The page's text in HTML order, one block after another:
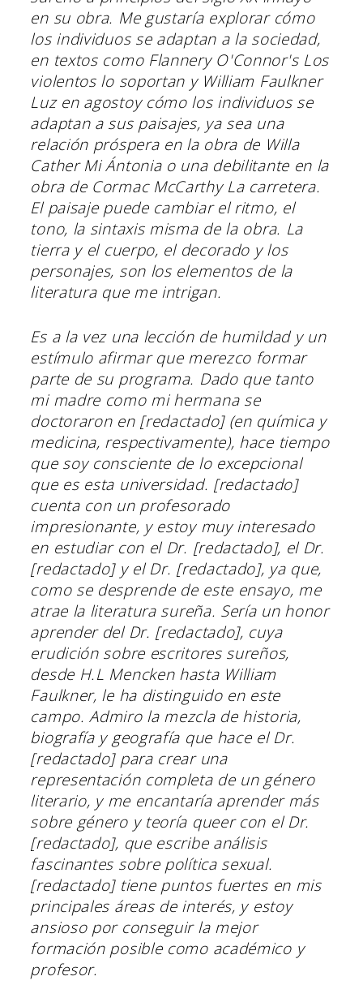
en su obra. Me gustaría explorar cómo
los individuos se adaptan a la sociedad,
en textos como Flannery O'Connor's Los
violentos lo soportan y William Faulkner
Luz en agostoy cómo los individuos se
adaptan a sus paisajes, ya sea una
relación próspera en la obra de Willa
CatherMi Ántoniao una debilitante en la
obra de Cormac McCarthy La carretera.
El paisaje puede cambiar el ritmo, el
tono, la sintaxis misma de la obra. La
tierra y el cuerpo, el decorado y los
personajes, son los elementos de la
literatura que me intrigan.
Es a la vez una lección de humildad y un
estímulo afirmar que merezco formar
parte de su programa. Dado que tanto
mi madre como mi hermana se
doctoraron en [redactado] (en química y
medicina, respectivamente), hace tiempo
que soy consciente de lo excepcional
que es esta universidad. [redactado]
cuenta con un profesorado
impresionante, y estoy muy interesado
en estudiar con el Dr. [redactado], el Dr.
[redactado] y el Dr. [redactado], ya que,
como se desprende de este ensayo, me
atrae la literatura sureña. Sería un honor
aprender del Dr. [redactado], cuya
erudición sobre escritores sureños,
desde H.L Mencken hasta William
Faulkner, le ha distinguido en este
campo. Admiro la mezcla de historia,
biografía y geografía que hace el Dr.
[redactado] para crear una
representación completa de un género
literario, y me encantaría aprender más
sobre género y teoría queer con el Dr.
[redactado], que escribe análisis
fascinantes sobre política sexual.
[redactado] tiene puntos fuertes en mis
principales áreas de interés, y estoy
ansioso por conseguir la mejor
formación posible como académico y
profesor.